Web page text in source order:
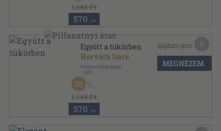
1.140 Ft
570 ,-Ft
Együtt a tükörben
Horváth Imre
Kriterion Könyvkiadó
1979
Fűzött kemény papírkötés
1.140 Ft
50
570 ,-Ft
Kapható pont:
MEGNÉZEM